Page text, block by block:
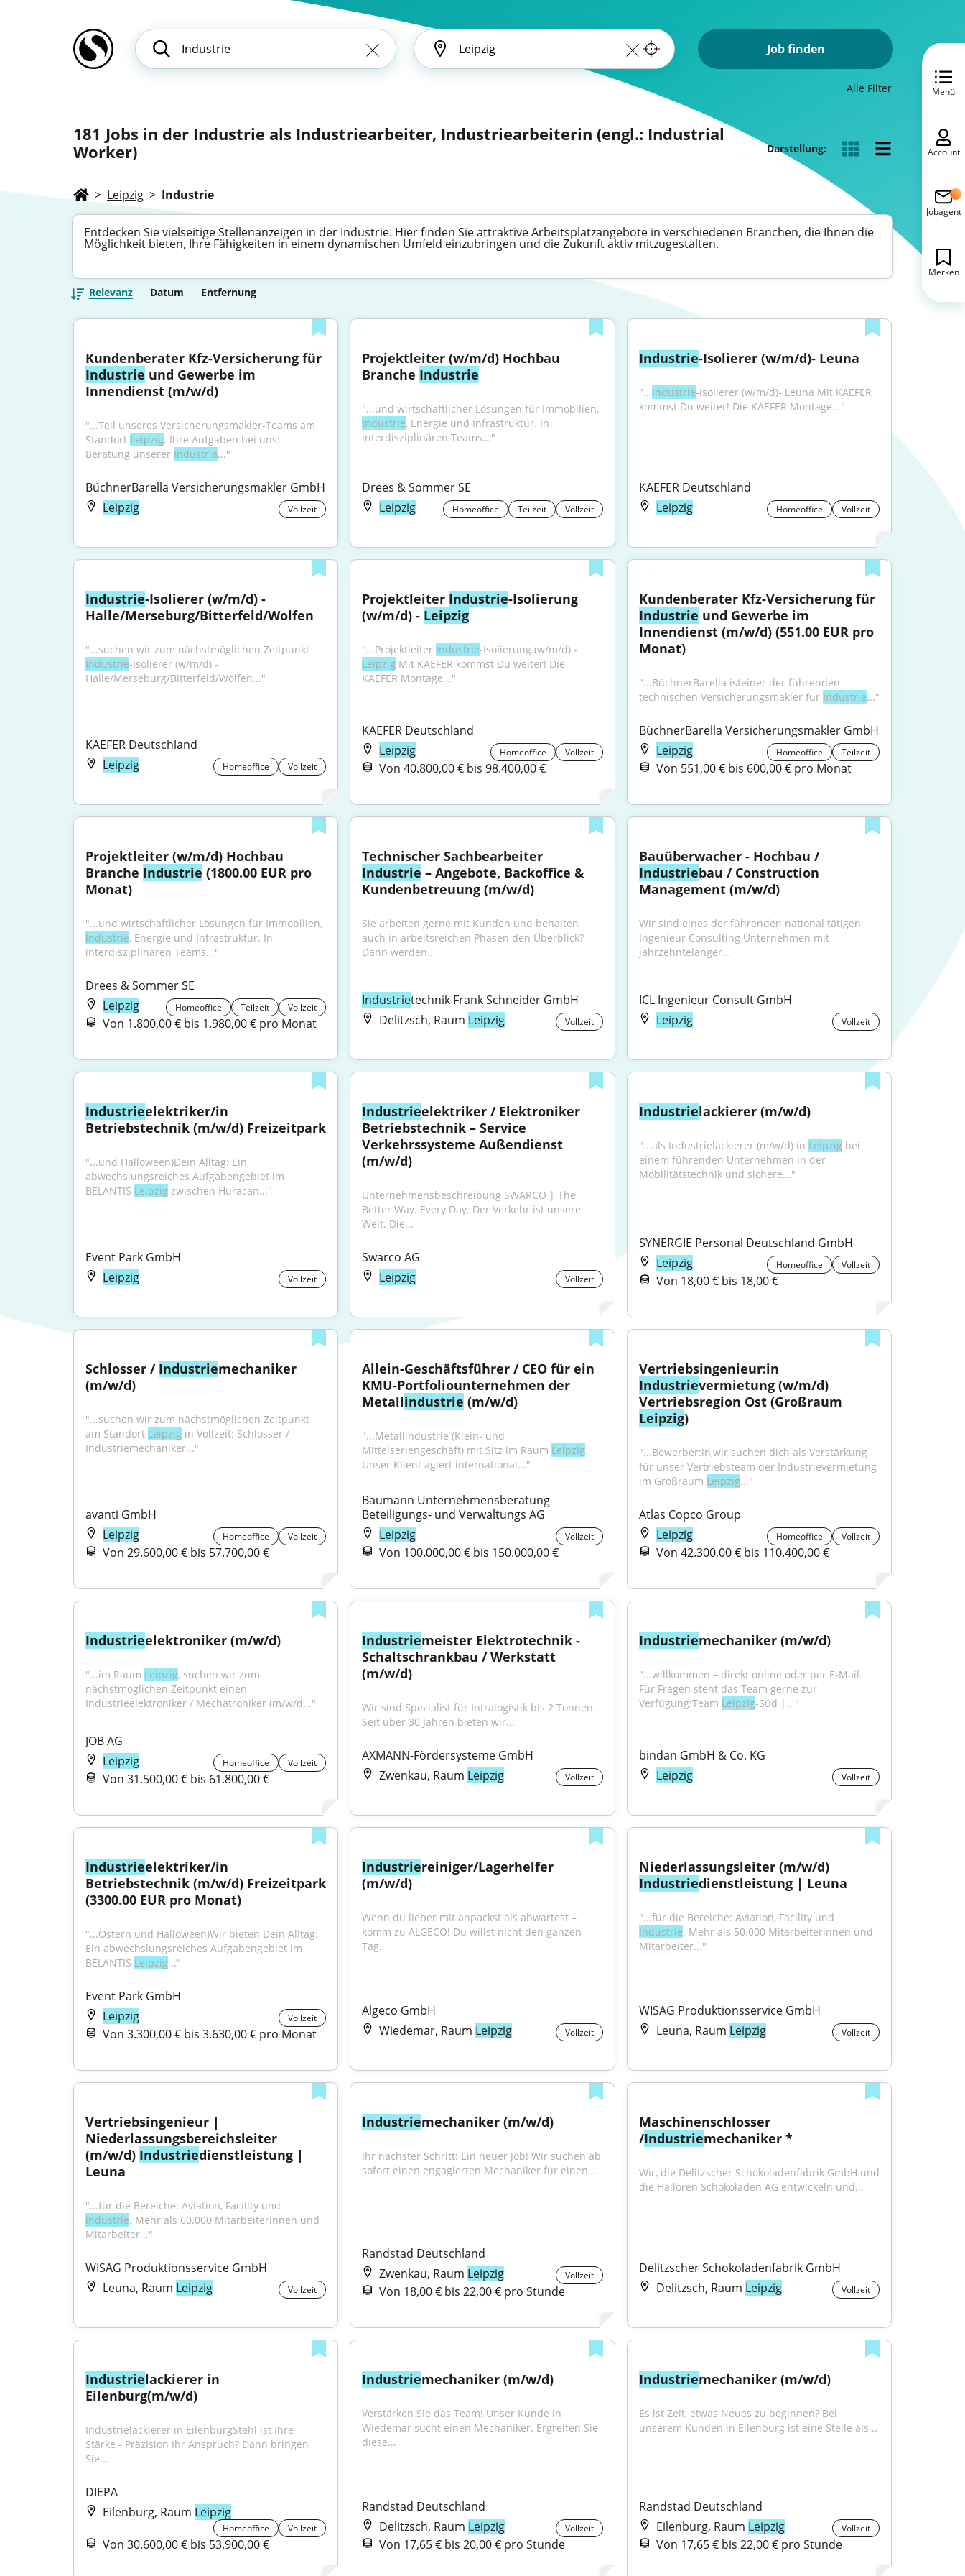
Job finden
Alle Filter
181 Jobs in der Industrie als Industriearbeiter, Industriearbeiterin (engl.: Industrial
Worker)
Darstellung:
> Leipzig > Industrie
Entdecken Sie vielseitige Stellenanzeigen in der Industrie. Hier finden Sie attraktive Arbeitsplatzangebote in verschiedenen Branchen, die Ihnen die
Möglichkeit bieten, Ihre Fähigkeiten in einem dynamischen Umfeld einzubringen und die Zukunft aktiv mitzugestalten.
Relevanz Datum Entfernung
Industrie und Gewerbe im
Innendienst (m/w/d)
"...Teil unseres Versicherungsmakler-Teams am
Standort Leipzig. Ihre Aufgaben bei uns:
Beratung unserer Industrie..."
BüchnerBarella Versicherungsmakler GmbH
Leipzig
Vollzeit
Projektleiter (w/m/d) Hochbau
Branche Industrie
Industrie, Energie und Infrastruktur. In
interdisziplinären Teams..."
Drees & Sommer SE
Leipzig
Homeoffice Teilzeit Vollzeit
Industrie-Isolierer (w/m/d)- Leuna
"...Industrie-Isolierer (w/m/d)- Leuna Mit KAEFER
kommst Du weiter! Die KAEFER Montage..."
KAEFER Deutschland
Leipzig
Homeoffice Vollzeit
Industrie-Isolierer (w/m/d) -
Halle/Merseburg/Bitterfeld/Wolfen
Industrie-Isolierer (w/m/d) -
Halle/Merseburg/Bitterfeld/Wolfen..."
KAEFER Deutschland
Leipzig
Homeoffice Vollzeit
Projektleiter Industrie-Isolierung
(w/m/d) - Leipzig
"...Projektleiter Industrie
Leipzig Mit KAEFER kommst Du weiter! Die
KAEFER Montage..."
KAEFER Deutschland
Leipzig
Homeoffice Vollzeit
Von 40.800,00 € bis 98.400,00 €
Kundenberater Kfz-Versicherung für
Industrie und Gewerbe im
Innendienst (m/w/d) (551.00 EUR pro
Monat)
"...BüchnerBarella isteiner der führenden
technischen Versicherungsmakler für Industrie..."
BüchnerBarella Versicherungsmakler GmbH
Leipzig
Homeoffice Teilzeit
Von 551,00 € bis 600,00 € pro Monat
Projektleiter (w/m/d) Hochbau
Branche Industrie (1800.00 EUR pro
Monat)
Industrie, Energie und Infrastruktur. In
interdisziplinären Teams..."
Drees & Sommer SE
Leipzig
Homeoffice Teilzeit Vollzeit
Von 1.800,00 € bis 1.980,00 € pro Monat
Industrie – Angebote, Backoffice &
Kundenbetreuung (m/w/d)
Sie arbeiten gerne mit Kunden und behalten
auch in arbeitsreichen Phasen den Überblick?
Dann werden...
Industrietechnik Frank Schneider GmbH
Delitzsch, Raum Leipzig Vollzeit
Bauüberwacher - Hochbau /
Industriebau / Construction
Management (m/w/d)
Wir sind eines der führenden national tätigen
Ingenieur Consulting Unternehmen mit
jahrzehntelanger...
ICL Ingenieur Consult GmbH
Leipzig
Vollzeit
Industrieelektriker/in
Betriebstechnik (m/w/d) Freizeitpark
"...und Halloween)Dein Alltag: Ein
abwechslungsreiches Aufgabengebiet im
BELANTIS Leipzig zwischen Huracan..."
Event Park GmbH
Leipzig
Vollzeit
Industrieelektriker / Elektroniker
Betriebstechnik – Service
Verkehrssysteme Außendienst
(m/w/d)
Unternehmensbeschreibung SWARCO | The
Better Way. Every Day. Der Verkehr ist unsere
Welt. Die...
Swarco AG
Leipzig
Vollzeit
Industrielackierer (m/w/d)
"...als Industrielackierer (m/w/d) in Leipzig bei
einem führenden Unternehmen in der
Mobilitätstechnik und sichere..."
SYNERGIE Personal Deutschland GmbH
Leipzig
Homeoffice Vollzeit
Von 18,00 € bis 18,00 €
Schlosser / Industriemechaniker
(m/w/d)
"...suchen wir zum nächstmöglichen Zeitpunkt
am Standort Leipzig in Vollzeit: Schlosser /
Industriemechaniker..."
avanti GmbH
Leipzig
Homeoffice Vollzeit
Von 29.600,00 € bis 57.700,00 €
Allein-Geschäftsführer / CEO für ein
KMU-Portfoliounternehmen der
Metallindustrie (m/w/d)
"...Metallindustrie (Klein- und
Mittelseriengeschäft) mit Sitz im Raum Leipzig.
Unser Klient agiert international..."
Baumann Unternehmensberatung
Beteiligungs- und Verwaltungs AG
Leipzig
Vollzeit
Von 100.000,00 € bis 150.000,00 €
Industrievermietung (w/m/d)
Leipzig)
"...Bewerber:in,wir suchen dich als Verstärkung
für unser Vertriebsteam der Industrievermietung
im Großraum Leipzig..."
Atlas Copco Group
Leipzig
Homeoffice Vollzeit
Von 42.300,00 € bis 110.400,00 €
Industrieelektroniker (m/w/d)
"...im Raum Leipzig, suchen wir zum
nächstmöglichen Zeitpunkt einen
Industrieelektroniker / Mechatroniker (m/w/d..."
JOB AG
Leipzig
Homeoffice Vollzeit
Von 31.500,00 € bis 61.800,00 €
Industriemeister Elektrotechnik -
Schaltschrankbau / Werkstatt
(m/w/d)
Wir sind Spezialist für Intralogistik bis 2 Tonnen.
Seit über 30 Jahren bieten wir...
AXMANN-Fördersysteme GmbH
Zwenkau, Raum Leipzig Vollzeit
Industriemechaniker (m/w/d)
"...willkommen – direkt online oder per E-Mail.
Für Fragen steht das Team gerne zur
Verfügung:Team Leipzig-Süd |..."
bindan GmbH & Co. KG
Leipzig
Vollzeit
Industrieelektriker/in
Betriebstechnik (m/w/d) Freizeitpark
(3300.00 EUR pro Monat)
"...Ostern und Halloween)Wir bieten Dein Alltag:
Ein abwechslungsreiches Aufgabengebiet im
BELANTIS Leipzig..."
Event Park GmbH
Leipzig
Vollzeit
Von 3.300,00 € bis 3.630,00 € pro Monat
Industriereiniger/Lagerhelfer
(m/w/d)
Wenn du lieber mit anpackst als abwartest –
komm zu ALGECO! Du willst nicht den ganzen
Tag...
Algeco GmbH
Wiedemar, Raum Leipzig Vollzeit
Niederlassungsleiter (m/w/d)
Industriedienstleistung | Leuna
Industrie. Mehr als 50.000 Mitarbeiterinnen und
Mitarbeiter..."
WISAG Produktionsservice GmbH
Leuna, Raum Leipzig Vollzeit
Vertriebsingenieur |
Niederlassungsbereichsleiter
(m/w/d) Industriedienstleistung |
Leuna
Industrie. Mehr als 60.000 Mitarbeiterinnen und
Mitarbeiter..."
WISAG Produktionsservice GmbH
Leuna, Raum Leipzig Vollzeit
Industriemechaniker (m/w/d)
Ihr nächster Schritt: Ein neuer Job! Wir suchen ab
sofort einen engagierten Mechaniker für einen...
Randstad Deutschland
Zwenkau, Raum Leipzig Vollzeit
Von 18,00 € bis 22,00 € pro Stunde
Maschinenschlosser
/Industriemechaniker *
Wir, die Delitzscher Schokoladenfabrik GmbH und
die Halloren Schokoladen AG entwickeln und...
Delitzscher Schokoladenfabrik GmbH
Delitzsch, Raum Leipzig Vollzeit
Industrielackierer in
Eilenburg(m/w/d)
Industrielackierer in EilenburgStahl ist Ihre
Stärke - Präzision Ihr Anspruch? Dann bringen
Sie...
DIEPA
Eilenburg, Raum Leipzig
Homeoffice Vollzeit
Von 30.600,00 € bis 53.900,00 €
Industriemechaniker (m/w/d)
Verstärken Sie das Team! Unser Kunde in
Wiedemar sucht einen Mechaniker. Ergreifen Sie
diese...
Randstad Deutschland
Delitzsch, Raum Leipzig Vollzeit
Von 17,65 € bis 20,00 € pro Stunde
Industriemechaniker (m/w/d)
Es ist Zeit, etwas Neues zu beginnen? Bei
unserem Kunden in Eilenburg ist eine Stelle als...
Randstad Deutschland
Eilenburg, Raum Leipzig Vollzeit
Von 17,65 € bis 22,00 € pro Stunde
Menü
Account
Jobagent
Merken